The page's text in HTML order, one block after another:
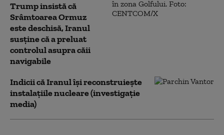
Trump insistă că
Srâmtoarea Ormuz
este deschisă, Iranul
susține că a preluat
controlul asupra căii
navigabile
Indicii că Iranul își reconstruiește
instalațiile nucleare (investigație
media)